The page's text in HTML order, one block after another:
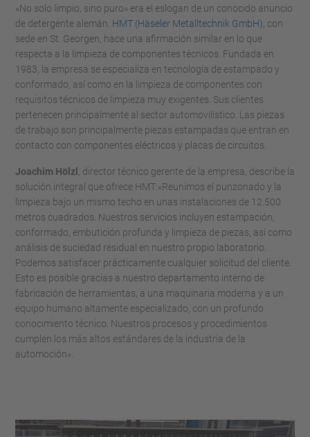
«No solo limpio, sino puro» era el eslogan de un conocido anuncio
de detergente alemán. HMT (Häseler Metalltechnik GmbH) , con
sede en St. Georgen, hace una afirmación similar en lo que
respecta a la limpieza de componentes técnicos. Fundada en
1983, la empresa se especializa en tecnología de estampado y
conformado, así como en la limpieza de componentes con
requisitos técnicos de limpieza muy exigentes. Sus clientes
pertenecen principalmente al sector automovilístico. Las piezas
de trabajo son principalmente piezas estampadas que entran en
contacto con componentes eléctricos y placas de circuitos.
Joachim Hölzl
, director técnico gerente de la empresa, describe la
solución integral que ofrece HMT:«Reunimos el punzonado y la
limpieza bajo un mismo techo en unas instalaciones de 12.500
metros cuadrados. Nuestros servicios incluyen estampación,
conformado, embutición profunda y limpieza de piezas, así como
análisis de suciedad residual en nuestro propio laboratorio.
Podemos satisfacer prácticamente cualquier solicitud del cliente.
Esto es posible gracias a nuestro departamento interno de
fabricación de herramientas, a una maquinaria moderna y a un
equipo humano altamente especializado, con un profundo
conocimiento técnico. Nuestros procesos y procedimientos
cumplen los más altos estándares de la industria de la
automoción».